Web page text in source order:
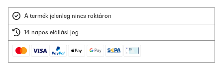
A termék jelenleg nincs raktáron
14 napos elállási jog